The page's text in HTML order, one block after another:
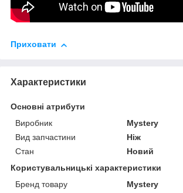
Приховати
Характеристики
Основні атрибути
Виробник
Mystery
Вид запчастини
Ніж
Стан
Новий
Користувальницькі характеристики
Бренд товару
Mystery